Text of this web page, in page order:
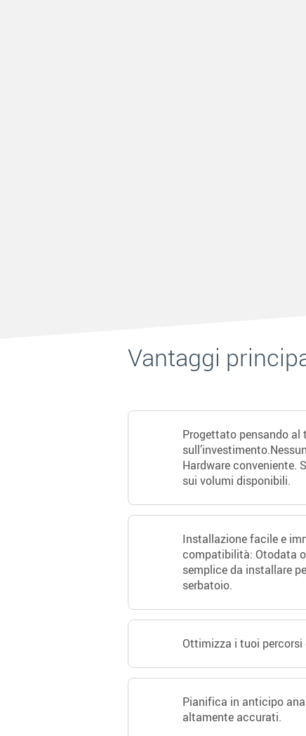
Vantaggi
Progettato pensando al
sull’investimento.
Hardware conveniente.
sui volumi disponibili.
Installazione facile e
compatibilità: Otodata
semplice da installare
serbatoio.
Ottimizza i tuoi
Pianifica in anticipo
altamente accurati.